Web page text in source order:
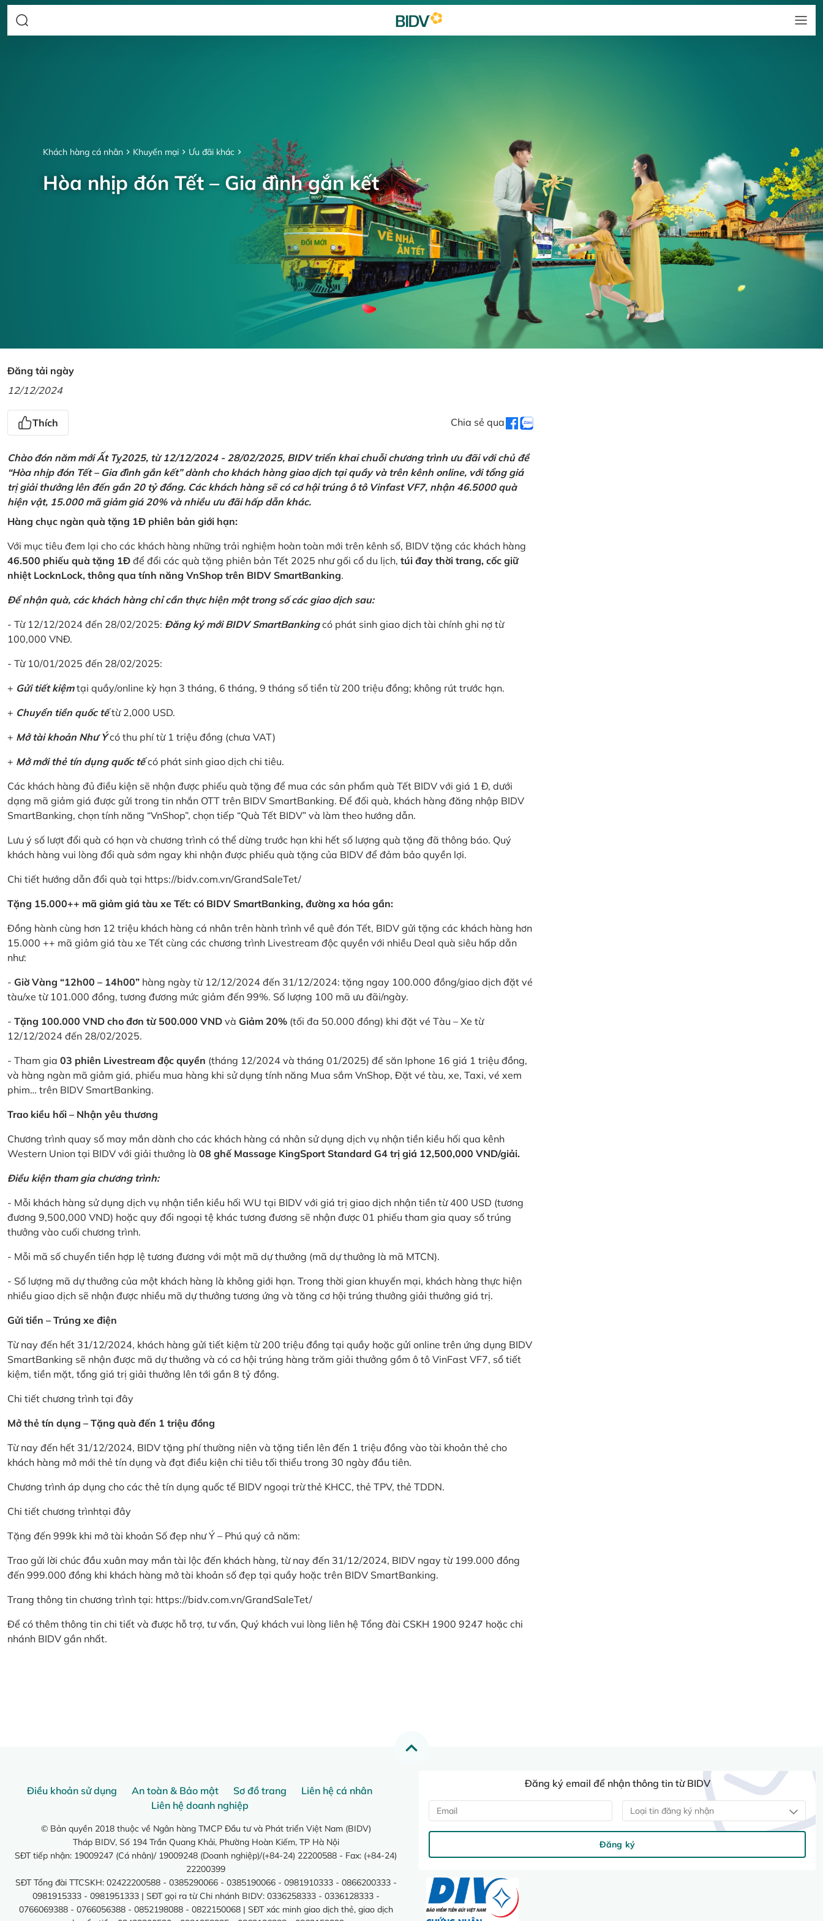
Khách hàng cá nhân Khuyến mại Ưu đãi khác
Hòa nhịp đón Tết – Gia đình gắn kết
Đăng tải ngày
12/12/2024
Thích Chia sẻ qua
Chào đón năm mới Ất Tỵ2025, từ 12/12/2024 - 28/02/2025, BIDV triển khai chuỗi chương trình ưu đãi với chủ đề
“Hòa nhịp đón Tết – Gia đình gắn kết” dành cho khách hàng giao dịch tại quầy và trên kênh online, với tổng giá
trị giải thưởng lên đến gần 20 tỷ đồng. Các khách hàng sẽ có cơ hội trúng ô tô Vinfast VF7, nhận 46.5000 quà
hiện vật, 15.000 mã giảm giá 20% và nhiều ưu đãi hấp dẫn khác.
Hàng chục ngàn quà tặng 1Đ phiên bản giới hạn:
Với mục tiêu đem lại cho các khách hàng những trải nghiệm hoàn toàn mới trên kênh số, BIDV tặng các khách hàng
46.500 phiếu quà tặng 1Đ để đổi các quà tặng phiên bản Tết 2025 như gối cổ du lịch, túi đay thời trang, cốc giữ
nhiệt LocknLock, thông qua tính năng VnShop trên BIDV SmartBanking.
Để nhận quà, các khách hàng chỉ cần thực hiện một trong số các giao dịch sau:
- Từ 12/12/2024 đến 28/02/2025: Đăng ký mới BIDV SmartBankingcó phát sinh giao dịch tài chính ghi nợ từ
100,000 VNĐ.
- Từ 10/01/2025 đến 28/02/2025:
+ Gửi tiết kiệmtại quầy/online kỳ hạn 3 tháng, 6 tháng, 9 tháng số tiền từ 200 triệu đồng; không rút trước hạn.
+ Chuyển tiền quốc tếtừ 2,000 USD.
+ Mở tài khoản Như Ýcó thu phí từ 1 triệu đồng (chưa VAT)
+ Mở mới thẻ tín dụng quốc tếcó phát sinh giao dịch chi tiêu.
Các khách hàng đủ điều kiện sẽ nhận được phiếu quà tặng để mua các sản phẩm quà Tết BIDV với giá 1 Đ, dưới
dạng mã giảm giá được gửi trong tin nhắn OTT trên BIDV SmartBanking. Để đối quà, khách hàng đăng nhập BIDV
SmartBanking, chọn tính năng “VnShop”, chọn tiếp “Quà Tết BIDV” và làm theo hướng dẫn.
Lưu ý số lượt đổi quà có hạn và chương trình có thể dừng trước hạn khi hết số lượng quà tặng đã thông báo. Quý
khách hàng vui lòng đổi quà sớm ngay khi nhận được phiếu quà tặng của BIDV để đảm bảo quyền lợi.
Chi tiết hướng dẫn đổi quà tại https://bidv.com.vn/GrandSaleTet/
Tặng 15.000++ mã giảm giá tàu xe Tết: có BIDV SmartBanking, đường xa hóa gần:
Đồng hành cùng hơn 12 triệu khách hàng cá nhân trên hành trình về quê đón Tết, BIDV gửi tặng các khách hàng hơn
15.000 ++ mã giảm giá tàu xe Tết cùng các chương trình Livestream độc quyền với nhiều Deal quà siêu hấp dẫn
như:
- Giờ Vàng “12h00 – 14h00” hàng ngày từ 12/12/2024 đến 31/12/2024: tặng ngay 100.000 đồng/giao dịch đặt vé
tàu/xe từ 101.000 đồng, tương đương mức giảm đến 99%. Số lượng 100 mã ưu đãi/ngày.
- Tặng 100.000 VND cho đơn từ 500.000 VND và Giảm 20% (tối đa 50.000 đồng) khi đặt vé Tàu – Xe từ
12/12/2024 đến 28/02/2025.
- Tham gia 03 phiên Livestream độc quyền (tháng 12/2024 và tháng 01/2025) để săn Iphone 16 giá 1 triệu đồng,
và hàng ngàn mã giảm giá, phiếu mua hàng khi sử dụng tính năng Mua sắm VnShop, Đặt vé tàu, xe, Taxi, vé xem
phim… trên BIDV SmartBanking.
Trao kiều hối – Nhận yêu thương
Chương trình quay số may mắn dành cho các khách hàng cá nhân sử dụng dịch vụ nhận tiền kiều hối qua kênh
Western Union tại BIDV với giải thưởng là 08 ghế Massage KingSport Standard G4 trị giá 12,500,000 VND/giải.
Điều kiện tham gia chương trình:
- Mỗi khách hàng sử dụng dịch vụ nhận tiền kiều hối WU tại BIDV với giá trị giao dịch nhận tiền từ 400 USD (tương
đương 9,500,000 VND) hoặc quy đổi ngoại tệ khác tương đương sẽ nhận được 01 phiếu tham gia quay số trúng
thưởng vào cuối chương trình.
- Mỗi mã số chuyển tiền hợp lệ tương đương với một mã dự thưởng (mã dự thưởng là mã MTCN).
- Số lượng mã dự thưởng của một khách hàng là không giới hạn. Trong thời gian khuyến mại, khách hàng thực hiện
nhiều giao dịch sẽ nhận được nhiều mã dự thưởng tương ứng và tăng cơ hội trúng thưởng giải thưởng giá trị.
Gửi tiền – Trúng xe điện
Từ nay đến hết 31/12/2024, khách hàng gửi tiết kiệm từ 200 triệu đồng tại quầy hoặc gửi online trên ứng dụng BIDV
SmartBanking sẽ nhận được mã dự thưởng và có cơ hội trúng hàng trăm giải thưởng gồm ô tô VinFast VF7, sổ tiết
kiệm, tiền mặt, tổng giá trị giải thưởng lên tới gần 8 tỷ đồng.
Chi tiết chương trình tại đây
Mở thẻ tín dụng – Tặng quà đến 1 triệu đồng
Từ nay đến hết 31/12/2024, BIDV tặng phí thường niên và tặng tiền lên đến 1 triệu đồng vào tài khoản thẻ cho
khách hàng mở mới thẻ tín dụng và đạt điều kiện chi tiêu tối thiểu trong 30 ngày đầu tiên.
Chương trình áp dụng cho các thẻ tín dụng quốc tế BIDV ngoại trừ thẻ KHCC, thẻ TPV, thẻ TDDN.
Chi tiết chương trìnhtại đây
Tặng đến 999k khi mở tài khoản Số đẹp như Ý – Phú quý cả năm:
Trao gửi lời chúc đầu xuân may mắn tài lộc đến khách hàng, từ nay đến 31/12/2024, BIDV ngay từ 199.000 đồng
đến 999.000 đồng khi khách hàng mở tài khoản số đẹp tại quầy hoặc trên BIDV SmartBanking.
Trang thông tin chương trình tại: https://bidv.com.vn/GrandSaleTet/
Để có thêm thông tin chi tiết và được hỗ trợ, tư vấn, Quý khách vui lòng liên hệ Tổng đài CSKH 1900 9247 hoặc chi
nhánh BIDV gần nhất.
Điều khoản sử dụng An toàn & Bảo mật Sơ đồ trang
Liên hệ cá nhân
Liên hệ doanh nghiệp
© Bản quyền 2018 thuộc về Ngân hàng TMCP Đầu tư và Phát triển Việt Nam (BIDV)
Tháp BIDV, Số 194 Trần Quang Khải, Phường Hoàn Kiếm, TP Hà Nội
SĐT tiếp nhận: 19009247 (Cá nhân)/ 19009248 (Doanh nghiệp)/(+84-24) 22200588 - Fax: (+84-24)
22200399
SĐT Tổng đài TTCSKH: 02422200588 - 0385290066 - 0385190066 - 0981910333 - 0866200333 -
0981915333 - 0981951333 | SĐT gọi ra từ Chi nhánh BIDV: 0336258333 - 0336128333 -
0766069388 - 0766056388 - 0852198088 - 0822150068 | SĐT xác minh giao dịch thẻ, giao dịch
Đăng ký email để nhận thông tin từ BIDV
Loại tin đăng ký nhận
Đăng ký